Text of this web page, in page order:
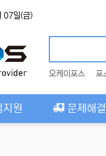
07일(금)
오케이포스 포
원 문제해결